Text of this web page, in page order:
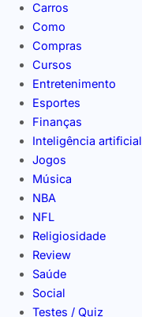
Carros
Como
Compras
Cursos
Entretenimento
Esportes
Finanças
Inteligência artificial
Jogos
Música
NBA
NFL
Religiosidade
Review
Saúde
Social
Testes / Quiz